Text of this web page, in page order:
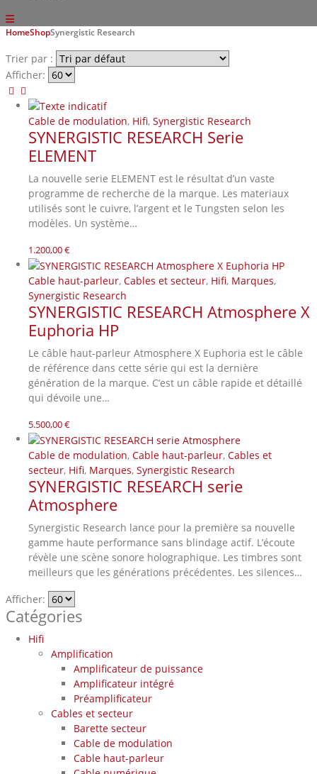
HomeShopSynergistic Research
Trier par :
Afficher:
Cable de modulation, Hifi, Synergistic Research
SYNERGISTIC RESEARCH Serie
ELEMENT
La nouvelle serie ELEMENT est le résultat d’un vaste
programme de recherche de la marque. Les materiaux
utilisés sont le cuivre, l’argent et le Tungsten selon les
modèles. Un système…
1.200,00€
Cable haut-parleur, Cables et secteur, Hifi, Marques,
Synergistic Research
SYNERGISTIC RESEARCH Atmosphere X
Euphoria HP
Le câble haut-parleur Atmosphere X Euphoria est le câble
de référence dans cette série qui est la dernière
génération de la marque. C’est un câble rapide et détaillé
qui dévoile une…
5.500,00€
Cable de modulation, Cable haut-parleur, Cables et
secteur, Hifi, Marques, Synergistic Research
SYNERGISTIC RESEARCH serie
Atmosphere
Synergistic Research lance pour la première sa nouvelle
gamme haute performance sans blindage actif. L’écoute
révèle une scène sonore holographique. Les timbres sont
meilleurs que les générations précédentes. Les silences…
Afficher:
Catégories
Hifi
Amplification
Amplificateur de puissance
Amplificateur intégré
Préamplificateur
Cables et secteur
Barette secteur
Cable de modulation
Cable haut-parleur